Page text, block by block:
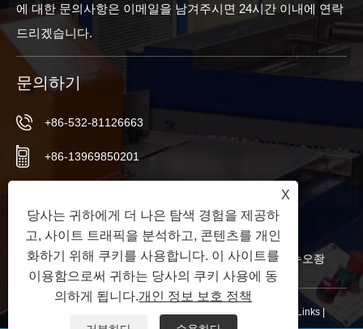
에 대한 문의사항은 이메일을 남겨주시면 24시간 이내에 연락
드리겠습니다.
문의하기
+86-532-81126663
+86-13969850201
info@worldextruder.com
중국 산둥성 칭다오시 자오저우시 산리허 사무소 누오좡
저작권 © 2024 칭다오 롱창지에 기계 유한 회사 판권 소유. Links |
X
당사는 귀하에게 더 나은 탐색 경험을 제공하
고, 사이트 트래픽을 분석하고, 콘텐츠를 개인
화하기 위해 쿠키를 사용합니다. 이 사이트를
이용함으로써 귀하는 당사의 쿠키 사용에 동
의하게 됩니다.개인 정보 보호 정책